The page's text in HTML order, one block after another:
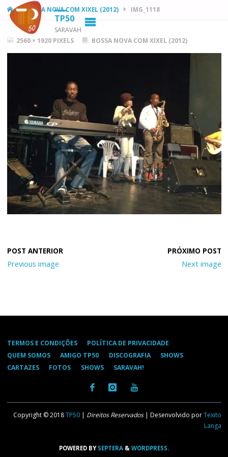
TP50
SARAVAH
HOMEBOSSA NOVA COM XIXEL (2012) IMG_1118
FULL2560 × 1920 PIXELS BOSSA NOVA COM XIXEL (2012)
Previous image Next image
TERMOS E CONDIÇÕES
POLÍTICA DE PRIVACIDADE
QUEM SOMOS
AMIGO TP50 DISCOGRAFIA
SHOWS
CARTAZES
FOTOS SHOWS SARAVAH!
Copyright © 2018TP50 | Direitos Reservados| Desenvolvido porTexito
Langa
POWERED BYSEPTERA & WORDPRESS.